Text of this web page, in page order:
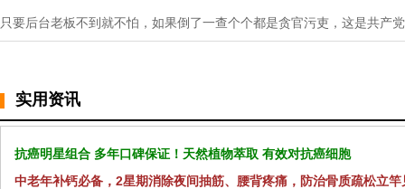
只要后台老板不到就不怕，如果倒了一查个个都是贪官污吏，这是共产
实用资讯
抗癌明星组合 多年口碑保证！天然植物萃取 有效对抗癌细胞
中老年补钙必备，2星期消除夜间抽筋、腰背疼痛，防治骨质疏松立竿